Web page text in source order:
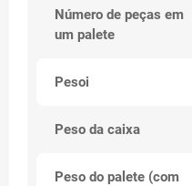
Número de peças em
um palete
Pesoi
Peso da caixa
Peso do palete (com